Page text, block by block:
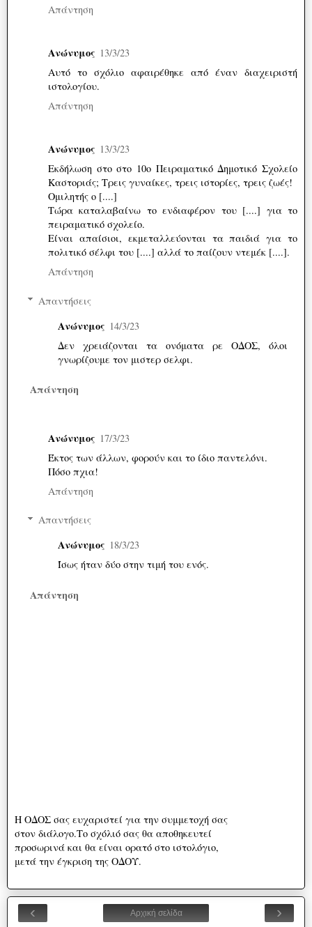
Απάντηση
Ανώνυμος 13/3/23
Αυτό το σχόλιο αφαιρέθηκε από έναν διαχειριστή
ιστολογίου.
Απάντηση
Ανώνυμος 13/3/23
Εκδήλωση στο στο 10ο Πειραματικό Δημοτικό Σχολείο
Καστοριάς; Τρεις γυναίκες, τρεις ιστορίες, τρεις ζωές!
Ομιλητής ο [....]
Τώρα καταλαβαίνω το ενδιαφέρον του [....] για το
πειραματικό σχολείο.
Είναι απαίσιοι, εκμεταλλεύονται τα παιδιά για το
πολιτικό σέλφι του [....] αλλά το παίζουν ντεμέκ [....].
Απάντηση
Απαντήσεις
Ανώνυμος 14/3/23
Δεν χρειάζονται τα ονόματα ρε ΟΔΟΣ, όλοι
γνωρίζουμε τον μιστερ σελφι.
Απάντηση
Ανώνυμος 17/3/23
Έκτος των άλλων, φορούν και το ίδιο παντελόνι.
Πόσο πχια!
Απάντηση
Απαντήσεις
Ανώνυμος 18/3/23
Ίσως ήταν δύο στην τιμή του ενός.
Απάντηση
Η ΟΔΟΣ σας ευχαριστεί για την συμμετοχή σας
στον διάλογο.Το σχόλιό σας θα αποθηκευτεί
προσωρινά και θα είναι ορατό στο ιστολόγιο,
μετά την έγκριση της ΟΔΟΥ.
‹ ›
Αρχική σελίδα